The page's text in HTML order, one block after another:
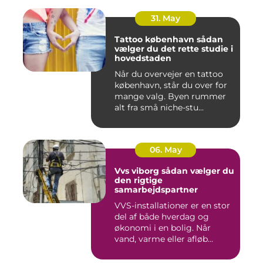
31. May
Tattoo københavn sådan
vælger du det rette studie i
hovedstaden
Når du overvejer en tattoo
københavn, står du over for
mange valg. Byen rummer
alt fra små niche-stu...
06. May
Vvs viborg sådan vælger du
den rigtige
samarbejdspartner
VVS-installationer er en stor
del af både hverdag og
økonomi i en bolig. Når
vand, varme eller afløb...